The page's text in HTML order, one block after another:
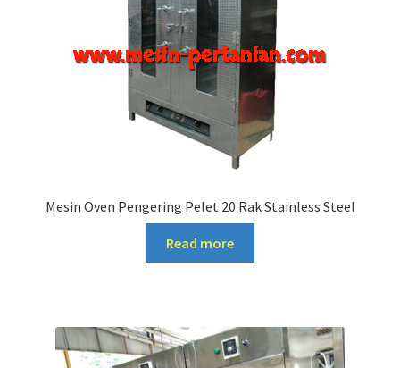
Mesin Oven Pengering Pelet 20 Rak Stainless Steel
Read more